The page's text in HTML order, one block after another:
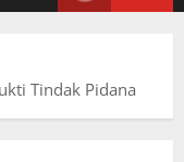
Tindak Pidana